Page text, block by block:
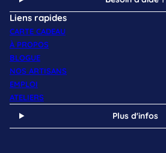
Liens rapides
CARTE CADEAU
À PROPOS
BLOGUE
NOS ARTISANS
EMPLOI
ATELIERS
Plus d'infos